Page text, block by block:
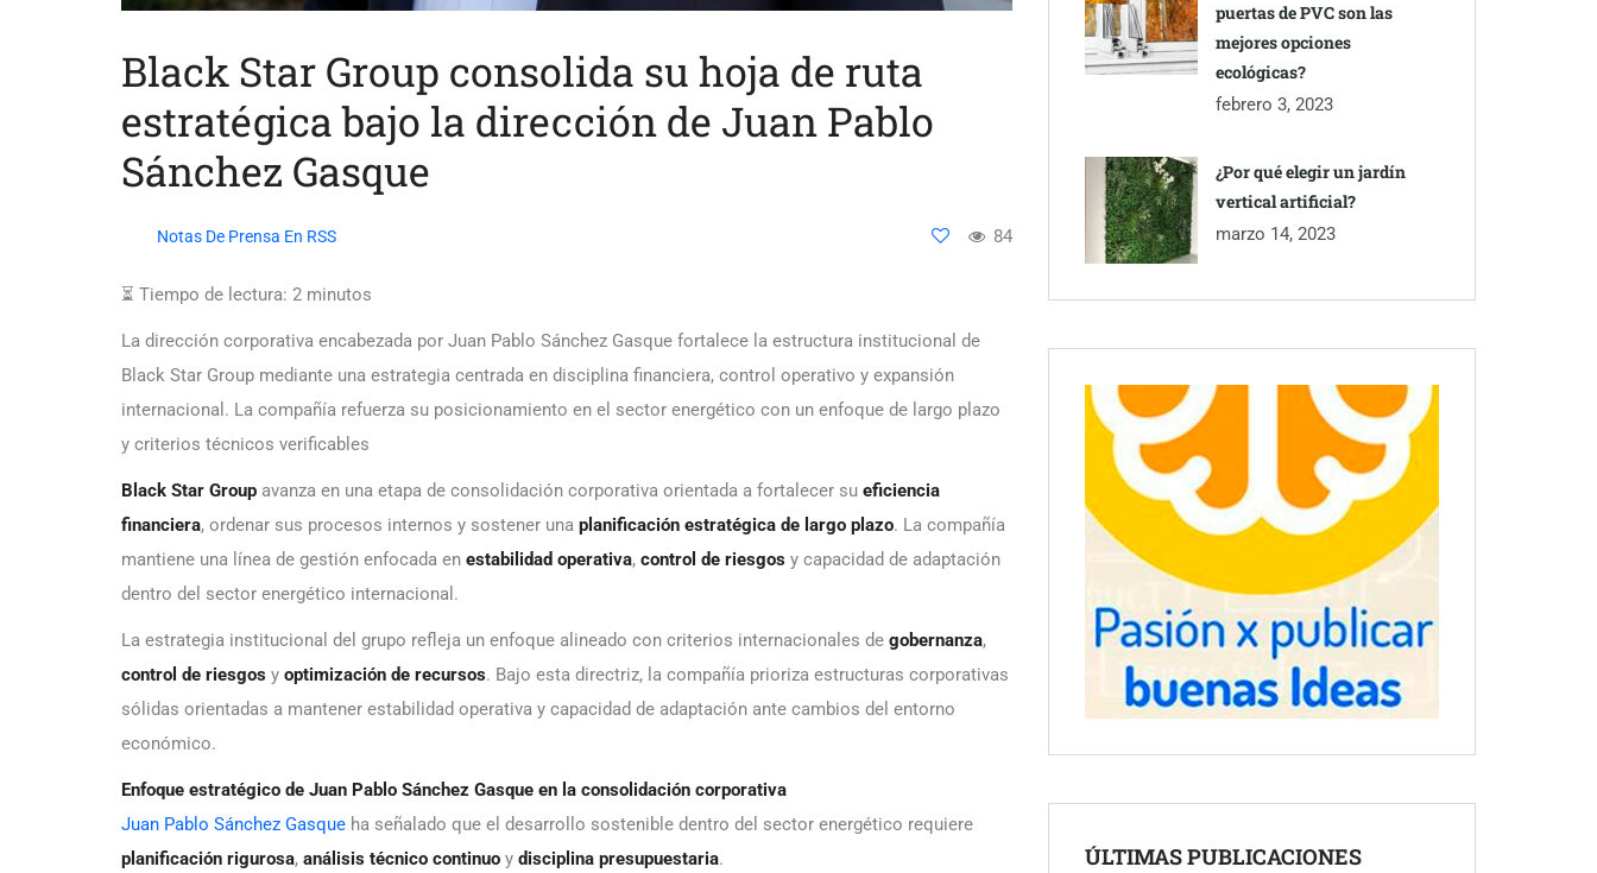
Black Star Group consolida su hoja de ruta
estratégica bajo la dirección de Juan Pablo
Sánchez Gasque
Notas De Prensa En RSS 84
⏳ Tiempo de lectura: 2 minutos
La dirección corporativa encabezada por Juan Pablo Sánchez Gasque fortalece la estructura institucional de
Black Star Group mediante una estrategia centrada en disciplina financiera, control operativo y expansión
internacional. La compañía refuerza su posicionamiento en el sector energético con un enfoque de largo plazo
y criterios técnicos verificables
Black Star Group avanza en una etapa de consolidación corporativa orientada a fortalecer su eficiencia
financiera, ordenar sus procesos internos y sostener una planificación estratégica de largo plazo. La compañía
mantiene una línea de gestión enfocada en estabilidad operativa, control de riesgos y capacidad de adaptación
dentro del sector energético internacional.
La estrategia institucional del grupo refleja un enfoque alineado con criterios internacionales de gobernanza,
control de riesgos y optimización de recursos. Bajo esta directriz, la compañía prioriza estructuras corporativas
sólidas orientadas a mantener estabilidad operativa y capacidad de adaptación ante cambios del entorno
económico.
Enfoque estratégico de Juan Pablo Sánchez Gasque en la consolidación corporativa
Juan Pablo Sánchez Gasque ha señalado que el desarrollo sostenible dentro del sector energético requiere
planificación rigurosa, análisis técnico continuo y disciplina presupuestaria.
puertas de PVC son las
mejores opciones
ecológicas?
febrero 3, 2023
¿Por qué elegir un jardín
vertical artificial?
marzo 14, 2023
ÚLTIMAS PUBLICACIONES